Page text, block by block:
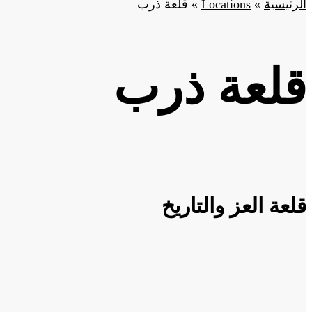
الرئيسية »
Locations
» قلعة ذرب
قلعة ذرب
قلعة العز والتاريخ